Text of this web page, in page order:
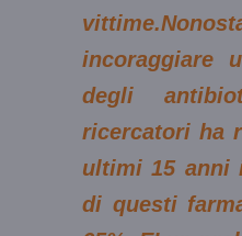
incoraggiare
degli
ricercatori ha
ultimi 15 anni
di questi